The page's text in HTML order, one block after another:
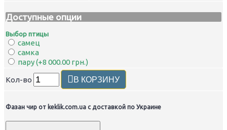
Доступные опции
Выбор птицы
самец
самка
пару (+8 000.00 грн.)
Кол-во В КОРЗИНУ
Фазан чир от keklik.com.ua с доставкой по Украине